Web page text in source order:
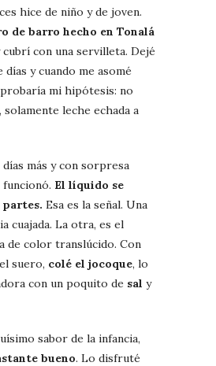
hice de niño y de joven.
de barro hecho en Tonalá
cubrí con una servilleta. Dejé
días y cuando me asomé
mi hipótesis: no
leche echada a
más y con sorpresa
El líquido se
partes. Esa es la señal. Una
cuajada. La otra, es el
de color translúcido. Con
suero, colé el jocoque, lo
con un poquito de sal y
sabor de la infancia,
bueno. Lo disfruté